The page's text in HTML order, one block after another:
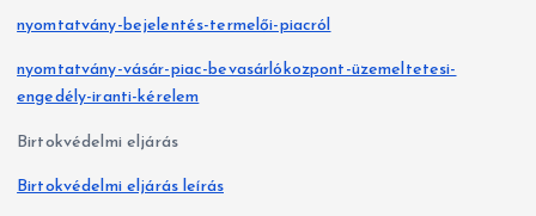
nyomtatvány-bejelentés-termelői-piacról
nyomtatvány-vásár-piac-bevasárlókozpont-üzemeltetesi-
engedély-iranti-kérelem
Birtokvédelmi eljárás
Birtokvédelmi eljárás leírás